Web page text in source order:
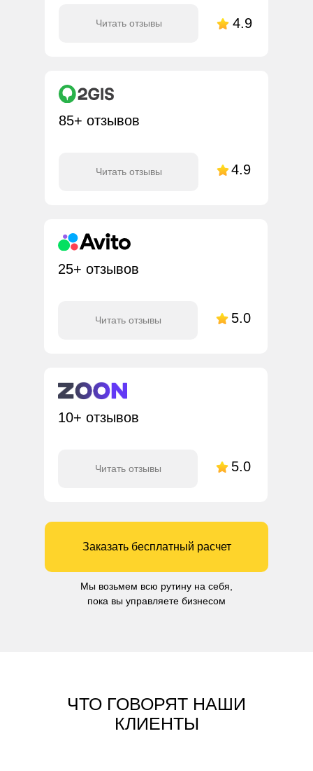
Читать отзывы 4.9
85+ отзывов
Читать отзывы 4.9
25+ отзывов
Читать отзывы 5.0
10+ отзывов
Читать отзывы 5.0
Мы возьмем всю рутину на себя,
пока вы управляете бизнесом
Заказать бесплатный расчет
ЧТО ГОВОРЯТ НАШИ
КЛИЕНТЫ